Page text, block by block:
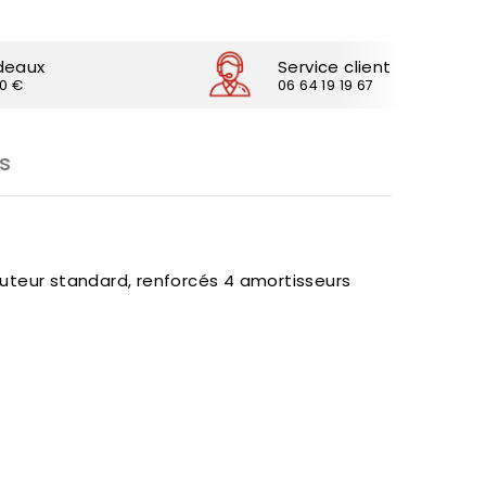
€
Service client
06 64 19 19 67
standard, renforcés 4 amortisseurs